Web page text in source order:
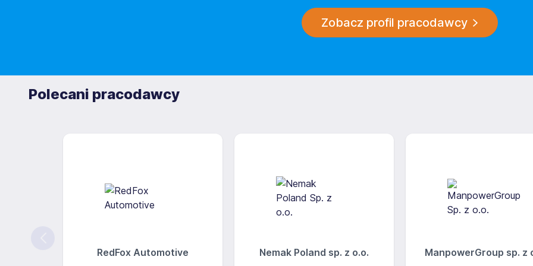
Zobacz profil pracodawcy
Polecani pracodawcy
RedFox Automotive Nemak Poland sp. z o.o. ManpowerGroup sp. z